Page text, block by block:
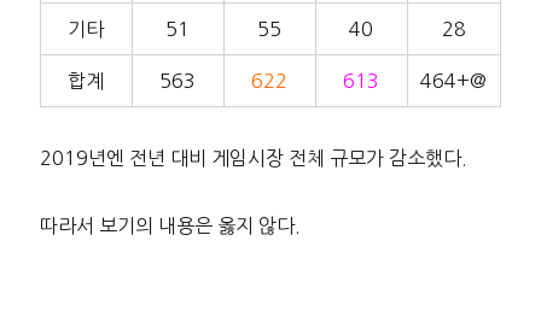
기타 51 55 40 28
합계 563 622 613 464+@
2019년엔 전년 대비 게임시장 전체 규모가 감소했다.
따라서 보기의 내용은 옳지 않다.